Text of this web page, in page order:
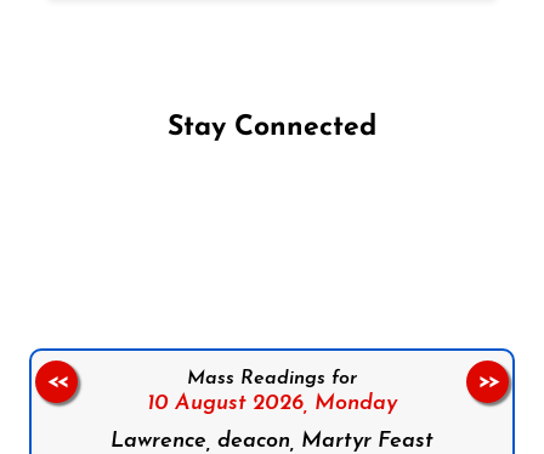
Stay Connected
Mass Readings for
10 August 2026, Monday
Lawrence, deacon, Martyr Feast
<< >>